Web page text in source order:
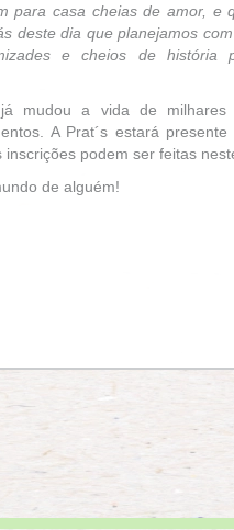
para casa cheias de amor, e
deste dia que planejamos
e cheios de história
mudou a vida de
A Prat´s estará
podem ser feitas
de alguém!